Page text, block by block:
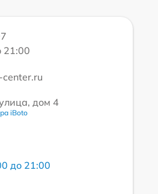
21:00
дом 4
iBoto
до 21:00